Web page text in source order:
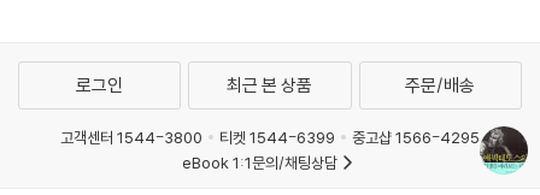
로그인 최근 본 상품 주문/배송
고객센터 1544-3800 티켓 1544-6399
중고샵 1566-4295
eBook 1:1문의/채팅상담